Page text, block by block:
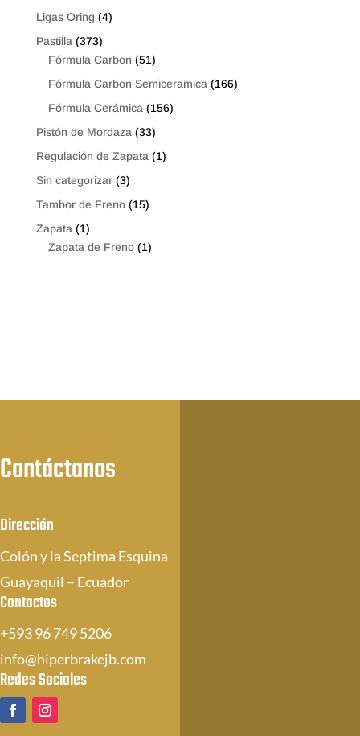
Ligas Oring (4)
Pastilla (373)
Fórmula Carbon (51)
Fórmula Carbon Semiceramica (166)
Fórmula Cerámica (156)
Pistón de Mordaza (33)
Regulación de Zapata (1)
Sin categorizar (3)
Tambor de Freno (15)
Zapata (1)
Zapata de Freno (1)
Contáctanos
Dirección
Colón y la Septima Esquina
Guayaquil – Ecuador
Contactos
+593 96 749 5206
info@hiperbrakejb.com
Redes Sociales